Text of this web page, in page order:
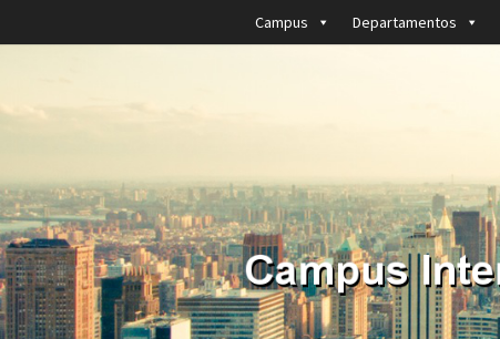
Campus Departamentos